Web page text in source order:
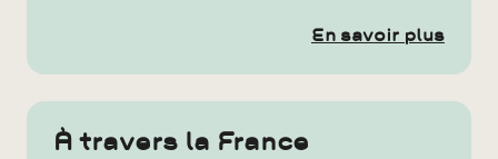
En savoir plus
À travers la France